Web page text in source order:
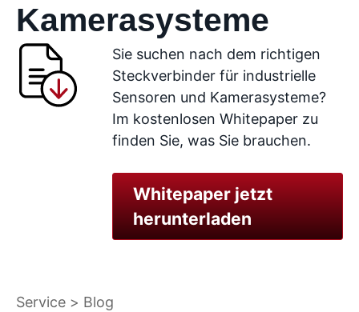
Kamerasysteme
Sie suchen nach dem richtigen
Steckverbinder für industrielle
Sensoren und Kamerasysteme?
Im kostenlosen Whitepaper zu
finden Sie, was Sie brauchen.
Whitepaper jetzt
herunterladen
Service Blog